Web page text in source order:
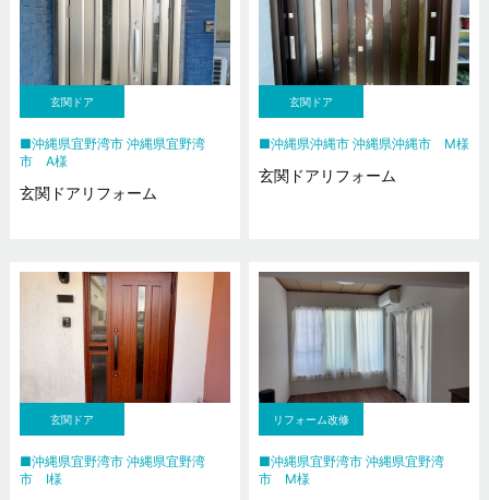
玄関ドア
沖縄県宜野湾市 沖縄県宜野湾
市 A様
玄関ドアリフォーム
玄関ドア
沖縄県沖縄市 沖縄県沖縄市 M様
玄関ドアリフォーム
玄関ドア
沖縄県宜野湾市 沖縄県宜野湾
市 I様
リフォーム改修
沖縄県宜野湾市 沖縄県宜野湾
市 M様